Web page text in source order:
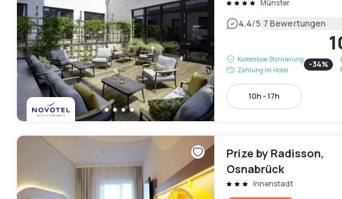
Münster
4.4/5|7 Bewertungen
Kostenlose Stornierung
Zahlung im Hotel
-34%
10h - 17h
Prize by Radisson,
Osnabrück
Innenstadt